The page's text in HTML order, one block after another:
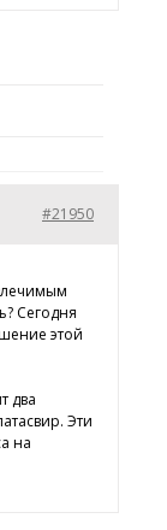
#21950
Сегодня
этой
два
Эти
на